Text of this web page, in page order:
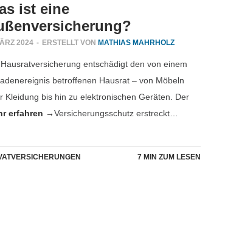
ist eine
2024 - ERSTELLT VON MATHIAS MAHRHOLZ
entschädigt den von einem
betroffenen Hausrat – von Möbeln
Kleidung bis hin zu elektronischen Geräten. Der
Versicherungsschutz erstreckt…
erfahren →
7 MIN ZUM LESEN